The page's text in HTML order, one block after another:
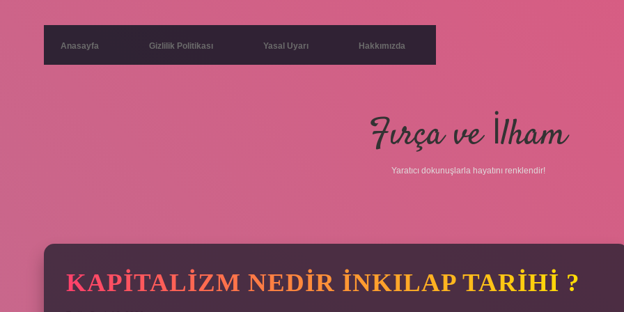
Anasayfa Gizlilik Politikası Yasal Uyarı Hakkımızda
Fırça ve İlham
Yaratıcı dokunuşlarla hayatını renklendir!
KAPITALIZM NEDIR INKILAP TARIHI ?